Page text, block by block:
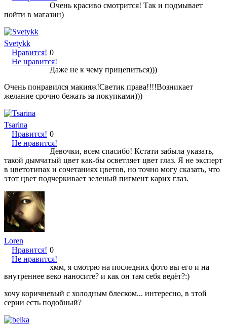
Очень красиво смотрится! Так и подмывает
пойти в магазин)
Svetykk
Нравится!
Не нравится!
0
Даже не к чему прицепиться)))
Очень понравился макияж!Светик права!!!!Возникает
желание срочно бежать за покупками)))
Tsarina
Нравится!
Не нравится!
0
Девочки, всем спасибо! Кстати забыла указать,
такой дымчатый цвет как-бы осветляет цвет глаз. Я не эксперт
в цветотипах и сочетаниях цветов, но точно могу сказать, что
этот цвет подчеркивает зеленый пигмент карих глаз.
Loren
Нравится!
Не нравится!
0
хмм, я смотрю на последних фото вы его и на
внутреннее веко наносите? и как он там себя ведёт?:)
хочу коричневый с холодным блеском... интересно, в этой
серии есть подобный?